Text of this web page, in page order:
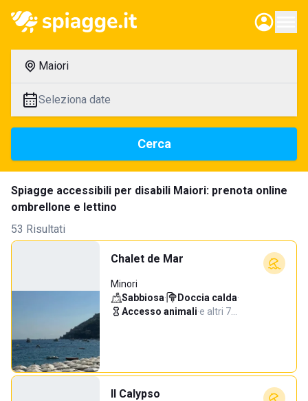
Maiori
Seleziona date
Cerca
Spiagge accessibili per disabili Maiori: prenota online
ombrellone e lettino
53 Risultati
Chalet de Mar
Minori
Sabbiosa· Doccia calda·
Accesso animali·e altri 7…
Il Calypso